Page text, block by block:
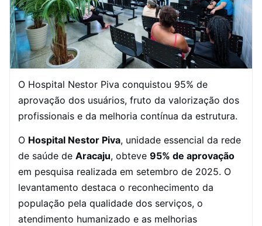
O Hospital Nestor Piva conquistou 95% de
aprovação dos usuários, fruto da valorização dos
profissionais e da melhoria contínua da estrutura.
O Hospital Nestor Piva, unidade essencial da rede
de saúde de Aracaju, obteve 95% de aprovação
em pesquisa realizada em setembro de 2025. O
levantamento destaca o reconhecimento da
população pela qualidade dos serviços, o
atendimento humanizado e as melhorias